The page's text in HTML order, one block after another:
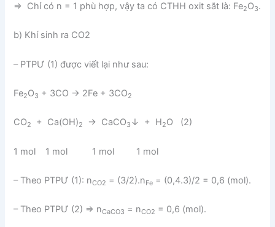
⇒ Chỉ có n = 1 phù hợp, vậy ta có CTHH oxit sắt là: Fe2O3.
b) Khí sinh ra CO2
– PTPƯ (1) được viết lại như sau:
Fe2O3 + 3CO → 2Fe + 3CO2
CO2 + Ca(OH)2 → CaCO3 ↓ + H2O (2)
1 mol 1 mol 1 mol 1 mol
– Theo PTPƯ (1): nCO2 = (3/2).nFe = (0,4.3)/2 = 0,6 (mol).
– Theo PTPƯ (2) ⇒ nCaCO3 = nCO2 = 0,6 (mol).